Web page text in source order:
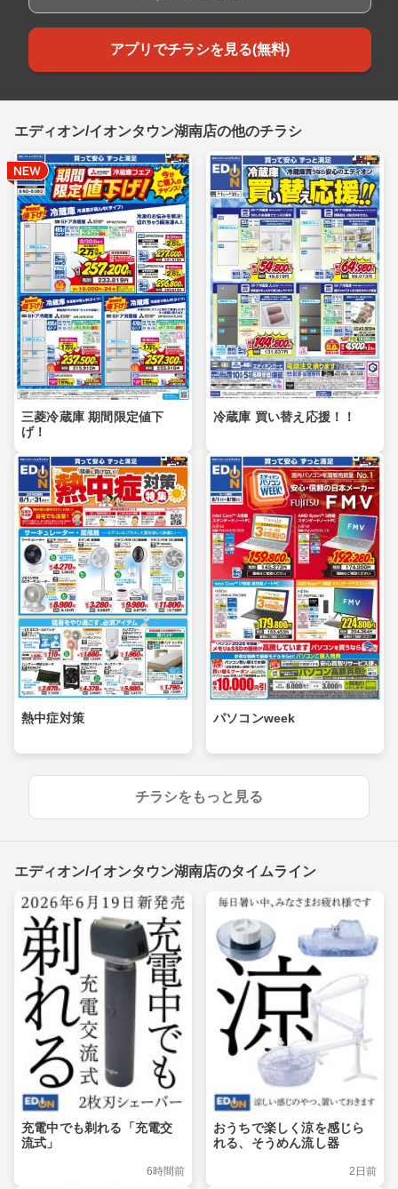
アプリでチラシを見る(無料)
エディオン/イオンタウン湖南店の他のチラシ
三菱冷蔵庫 期間限定値下
げ！
冷蔵庫 買い替え応援！！
熱中症対策 パソコンweek
チラシをもっと見る
エディオン/イオンタウン湖南店のタイムライン
充電中でも剃れる「充電交
流式」
6時間前
おうちで楽しく涼を感じら
れる、そうめん流し器
2日前